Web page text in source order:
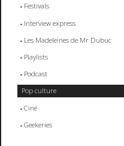
Festivals
Interview express
Les Madeleines de Mr Dubuc
Playlists
Podcast
Pop culture
Ciné
Geekeries